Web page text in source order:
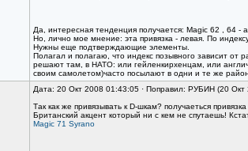
Да, интересная тенденция получается: Magic 62 , 64 -
Но, лично мое мнение: эта привязка - левая. По
Нужны еще подтверждающие элементы.
Полагал и полагаю, что индекс позывного зависит от
решают там, в НАТО: или гейленкирхенцам, или
своим самолетом)часто посылают в одни и те же
Дата: 20 Окт 2008 01:43:05 · Поправил: РУБИН (20
Так как же привязывать к D-шкам? получаеться
Британский акцент который ни с кем не спутаешь!
Magic 71 Syrano